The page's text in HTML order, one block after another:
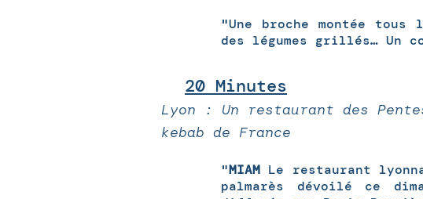
"Une broche montée
des légumes grillés…
20 Minutes
Lyon : Un restaurant des
kebab de France
"MIAM Le restaurant
palmarès dévoilé ce